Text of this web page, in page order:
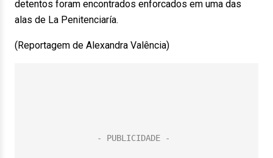
detentos foram encontrados enforcados em uma das
alas de La Penitenciaría.
(Reportagem de Alexandra Valência)